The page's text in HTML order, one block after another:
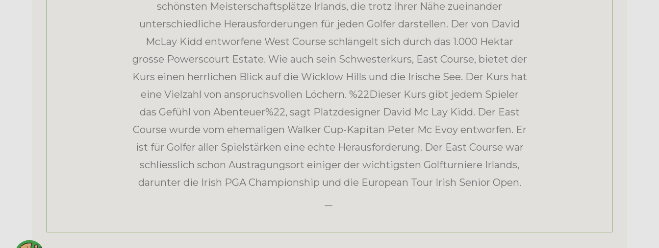
schönsten Meisterschaftsplätze Irlands, die trotz ihrer Nähe zueinander
unterschiedliche Herausforderungen für jeden Golfer darstellen. Der von David
McLay Kidd entworfene West Course schlängelt sich durch das 1.000 Hektar
grosse Powerscourt Estate. Wie auch sein Schwesterkurs, East Course, bietet der
Kurs einen herrlichen Blick auf die Wicklow Hills und die Irische See. Der Kurs hat
eine Vielzahl von anspruchsvollen Löchern. %22Dieser Kurs gibt jedem Spieler
das Gefühl von Abenteuer%22, sagt Platzdesigner David Mc Lay Kidd. Der East
Course wurde vom ehemaligen Walker Cup-Kapitän Peter Mc Evoy entworfen. Er
ist für Golfer aller Spielstärken eine echte Herausforderung. Der East Course war
schliesslich schon Austragungsort einiger der wichtigsten Golfturniere Irlands,
darunter die Irish PGA Championship und die European Tour Irish Senior Open.